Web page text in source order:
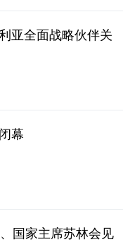
亚全面战略伙伴关
幕
国家主席苏林会见